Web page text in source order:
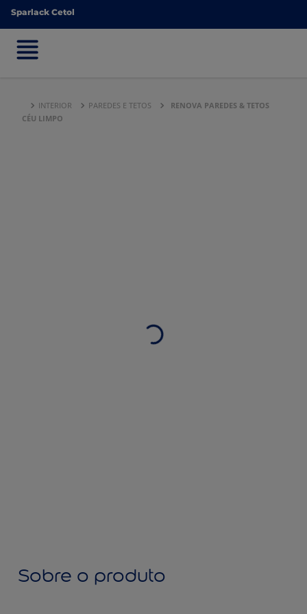
Sparlack Cetol
Sparlack Cetol
INTERIOR PAREDES E TETOS
RENOVA PAREDES & TETOS
CÉU LIMPO
Sobre o produto